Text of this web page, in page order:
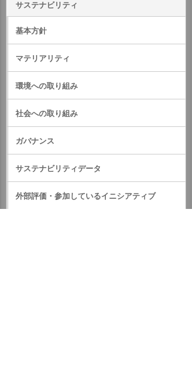
サステナビリティ
基本方針
マテリアリティ
環境への取り組み
社会への取り組み
ガバナンス
サステナビリティデータ
外部評価・参加しているイニシアティブ